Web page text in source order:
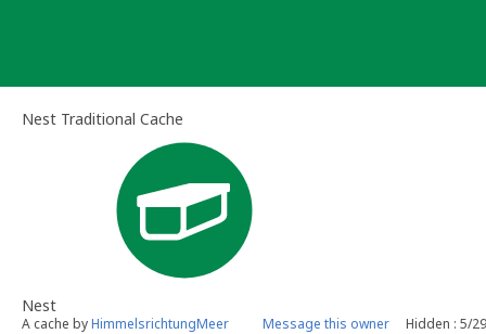
Nest Traditional Cache
Nest
A cache byHimmelsrichtungMeer Message this owner Hidden : 5/